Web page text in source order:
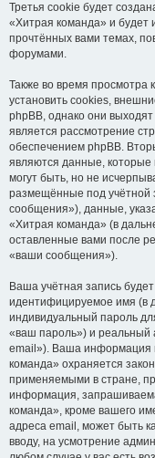
Третья cookie будет
«Хитрая команда» и будет
прочтённых вами темах,
форумами.
Также во время
установить cookies,
phpBB, однако они
является рассмотрение
обеспечением phpBB.
являются данные,
могут быть, но не
размещённые под учётной
сообщения»), данные,
«Хитрая команда» (в
оставленные вами после
«ваши сообщения»).
Ваша учётная запись
идентифицируемое имя (в
индивидуальный пароль
«ваш пароль») и реальный
email»). Ваша информация
команда» охраняется
применяемыми в стране,
информация,
команда», кроме вашего
адреса email, может быть
вводу, на усмотрение